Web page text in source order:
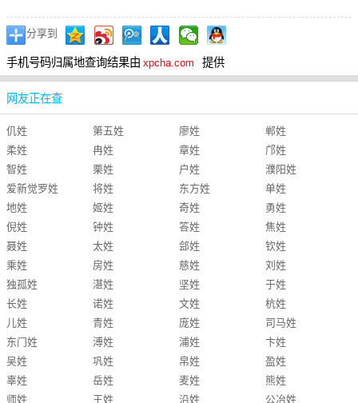
分享到
手机号码归属地查询结果由 xpcha.com 提供
网友正在查
仉姓 第五姓 廖姓
郸姓
柔姓
冉姓 章姓
邝姓
智姓
栗姓 户姓
濮阳姓
爱新觉罗姓
将姓 东方姓
单姓
地姓
姬姓 奇姓
勇姓
倪姓
钟姓 答姓
焦姓
聂姓
太姓 郐姓
钦姓
乘姓
房姓 慈姓
刘姓
独孤姓
湛姓 坚姓
于姓
长姓
诺姓 文姓
杭姓
儿姓
青姓 庞姓
司马姓
东门姓
溥姓 浦姓
卞姓
吴姓
巩姓 帛姓
盈姓
辜姓
岳姓 麦姓
熊姓
师姓
王姓 沿姓 公冶姓